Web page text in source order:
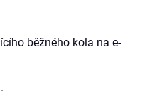
běžného kola na e-